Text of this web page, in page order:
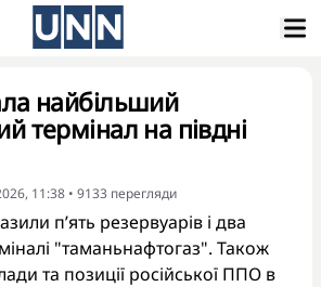
найбільший
термінал на півдні
11:38 • 9133 перегляди
п’ять резервуарів і два
"таманьнафтогаз". Також
та позиції російської ППО в